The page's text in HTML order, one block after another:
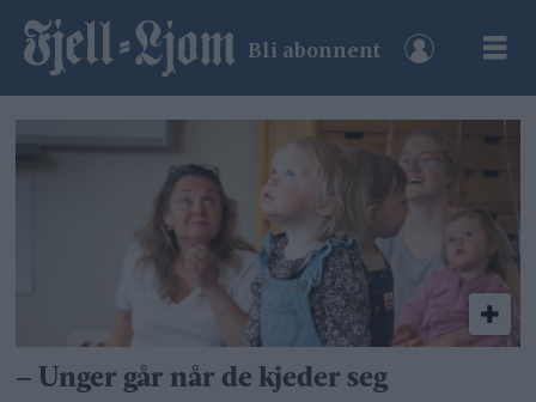
Bli abonnent
Tag:
brekken
oppvekstsenter
– Unger går når de kjeder seg